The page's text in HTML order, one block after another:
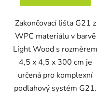
Zakončovací lišta G21 z
WPC materiálu v barvě
Light Wood s rozměrem
4,5 x 4,5 x 300 cm je
určená pro komplexní
podlahový systém G21.